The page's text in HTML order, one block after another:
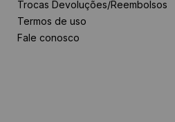
Trocas Devoluções/Reembolsos
Termos de uso
Fale conosco